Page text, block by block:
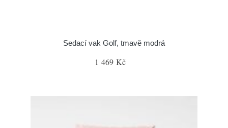
Sedací vak Golf, tmavě modrá
1 469 Kč